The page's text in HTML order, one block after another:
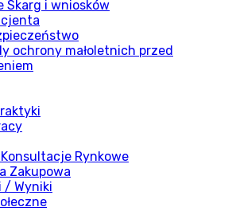
Skarg i wniosków
ochrony małoletnich przed
Rynkowe
Zakupowa
/ Wyniki